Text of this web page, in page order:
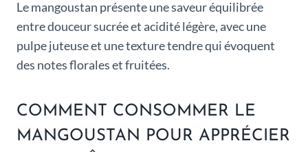
Le mangoustan présente une saveur équilibrée
entre douceur sucrée et acidité légère, avec une
pulpe juteuse et une texture tendre qui évoquent
des notes florales et fruitées.
COMMENT CONSOMMER LE
MANGOUSTAN POUR APPRÉCIER